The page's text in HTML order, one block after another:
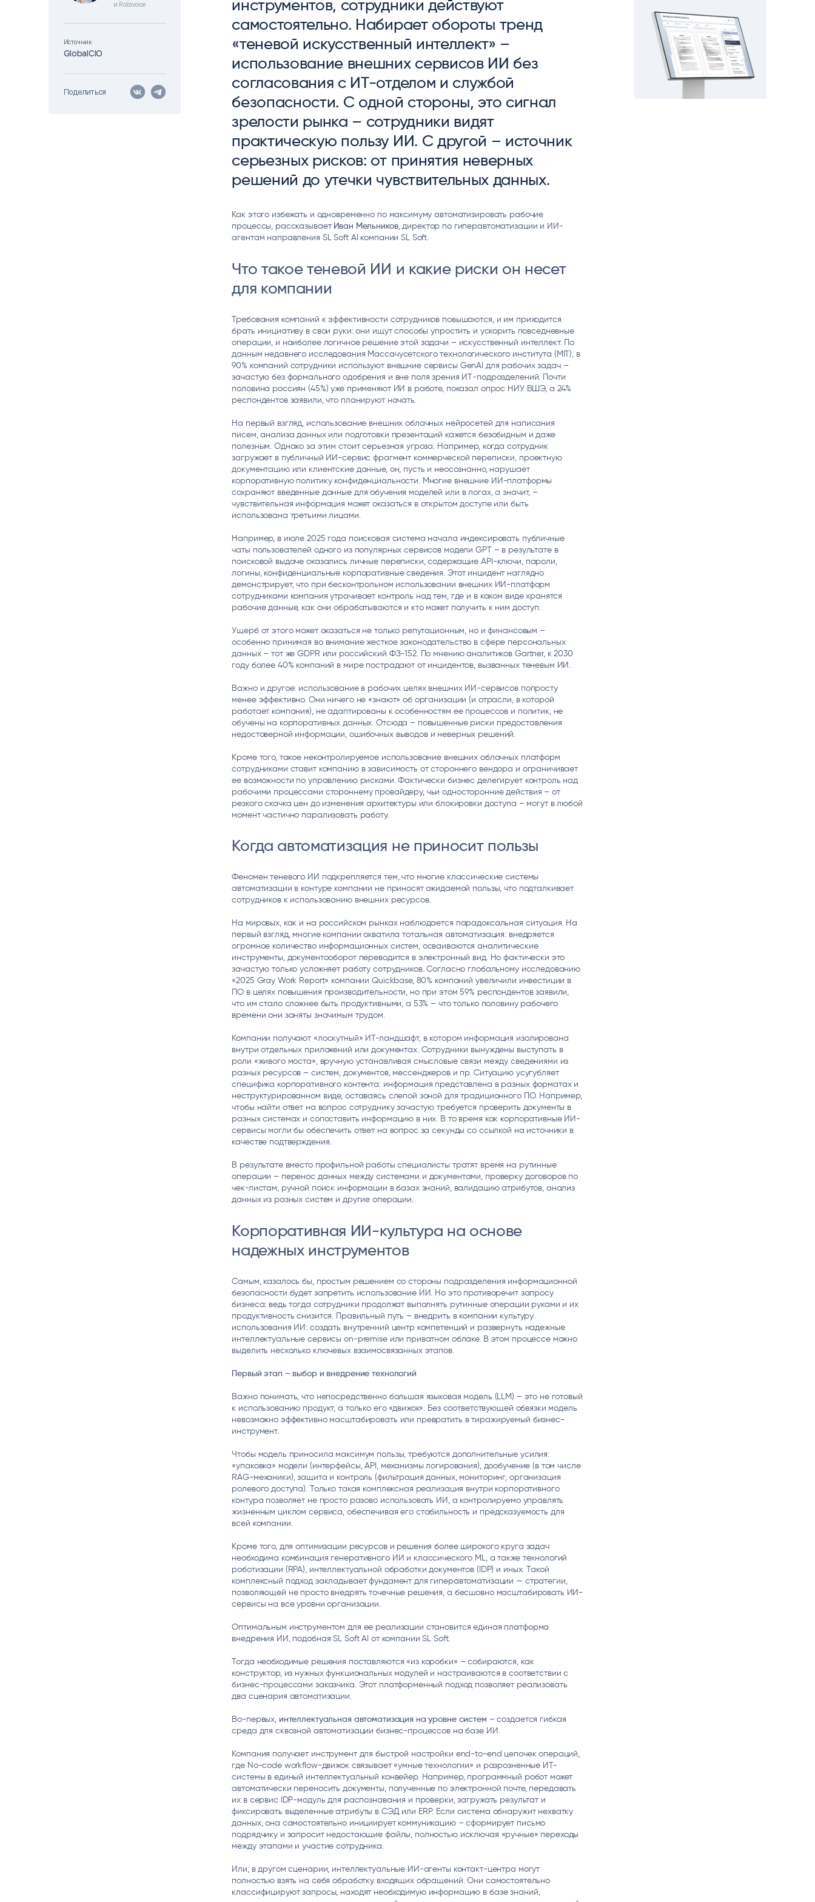
АВТОМАТИЗАЦИЯ ЭДО
Citeck
LOW-CODE BPM-ПЛАТФОРМА
Robovoice
ГОЛОСОВЫЕ И ТЕКСТОВЫЕ БОТЫ
Преферентум
ИНТЕЛЛЕКТУАЛЬНАЯ ОБРАБОТКА
ТЕКСТА
MD Audit
КОНТРОЛЬ ОПЕРАЦИОННОЙ
ДЕЯТЕЛЬНОСТИ
ИНСТРУМЕНТЫ АНАЛИТИКИ
РАСПОЗНАВАНИЕ ДАННЫХ
Fundamento
И РАСПОЗНАВАНИЕ НА ОСНОВЕ
и Robovoice
Источник
GlobalCIO
Поделиться
инструментов, сотрудники действуют
самостоятельно. Набирает обороты тренд
«теневой искусственный интеллект» –
использование внешних сервисов ИИ без
согласования с ИТ-отделом и службой
безопасности. С одной стороны, это сигнал
зрелости рынка – сотрудники видят
практическую пользу ИИ. С другой – источник
серьезных рисков: от принятия неверных
решений до утечки чувствительных данных.
Как этого избежать и одновременно по максимуму автоматизировать рабочие
процессы, рассказывает Иван Мельников, директор по гиперавтоматизации и ИИ-
агентам направления SL Soft AI компании SL Soft.
Что такое теневой ИИ и какие риски он несет
для компании
Требования компаний к эффективности сотрудников повышаются, и им приходится
брать инициативу в свои руки: они ищут способы упростить и ускорить повседневные
операции, и наиболее логичное решение этой задачи – искусственный интеллект. По
данным недавнего исследования Массачусетского технологического института (MIT), в
90% компаний сотрудники используют внешние сервисы GenAI для рабочих задач –
зачастую без формального одобрения и вне поля зрения ИТ‑подразделений. Почти
половина россиян (45%) уже применяют ИИ в работе, показал опрос НИУ ВШЭ, а 24%
респондентов заявили, что планируют начать.
На первый взгляд, использование внешних облачных нейросетей для написания
писем, анализа данных или подготовки презентаций кажется безобидным и даже
полезным. Однако за этим стоит серьезная угроза. Например, когда сотрудник
загружает в публичный ИИ-сервис фрагмент коммерческой переписки, проектную
документацию или клиентские данные, он, пусть и неосознанно, нарушает
корпоративную политику конфиденциальности. Многие внешние ИИ-платформы
сохраняют введенные данные для обучения моделей или в логах, а значит, –
чувствительная информация может оказаться в открытом доступе или быть
использована третьими лицами.
Например, в июле 2025 года поисковая система начала индексировать публичные
чаты пользователей одного из популярных сервисов модели GPT – в результате в
поисковой выдаче оказались личные переписки, содержащие API-ключи, пароли,
логины, конфиденциальные корпоративные сведения. Этот инцидент наглядно
демонстрирует, что при бесконтрольном использовании внешних ИИ-платформ
сотрудниками компания утрачивает контроль над тем, где и в каком виде хранятся
рабочие данные, как они обрабатываются и кто может получить к ним доступ.
Ущерб от этого может оказаться не только репутационным, но и финансовым –
особенно принимая во внимание жесткое законодательство в сфере персональных
данных – тот же GDPR или российский ФЗ-152. По мнению аналитиков Gartner, к 2030
году более 40% компаний в мире пострадают от инцидентов, вызванных теневым ИИ.
Важно и другое: использование в рабочих целях внешних ИИ-сервисов попросту
менее эффективно. Они ничего не «знают» об организации (и отрасли, в которой
работает компания), не адаптированы к особенностям ее процессов и политик, не
обучены на корпоративных данных. Отсюда – повышенные риски предоставления
недостоверной информации, ошибочных выводов и неверных решений.
Кроме того, такое неконтролируемое использование внешних облачных платформ
сотрудниками ставит компанию в зависимость от стороннего вендора и ограничивает
ее возможности по управлению рисками. Фактически бизнес делегирует контроль над
рабочими процессами стороннему провайдеру, чьи односторонние действия – от
резкого скачка цен до изменения архитектуры или блокировки доступа – могут в любой
момент частично парализовать работу.
Когда автоматизация не приносит пользы
Феномен теневого ИИ подкрепляется тем, что многие классические системы
автоматизации в контуре компании не приносят ожидаемой пользы, что подталкивает
сотрудников к использованию внешних ресурсов.
На мировых, как и на российском рынках наблюдается парадоксальная ситуация. На
первый взгляд, многие компании охватила тотальная автоматизация: внедряется
огромное количество информационных систем, осваиваются аналитические
инструменты, документооборот переводится в электронный вид. Но фактически это
зачастую только усложняет работу сотрудников. Согласно глобальному исследованию
«2025 Gray Work Report» компании Quickbase, 80% компаний увеличили инвестиции в
ПО в целях повышения производительности, но при этом 59% респондентов заявили,
что им стало сложнее быть продуктивными, а 53% – что только половину рабочего
времени они заняты значимым трудом.
Компании получают «лоскутный» ИТ-ландшафт, в котором информация изолирована
внутри отдельных приложений или документах. Сотрудники вынуждены выступать в
роли «живого моста», вручную устанавливая смысловые связи между сведениями из
разных ресурсов – систем, документов, мессенджеров и пр. Ситуацию усугубляет
специфика корпоративного контента: информация представлена в разных форматах и
неструктурированном виде, оставаясь слепой зоной для традиционного ПО. Например,
чтобы найти ответ на вопрос сотруднику зачастую требуется проверить документы в
разных системах и сопоставить информацию в них. В то время как корпоративные ИИ-
сервисы могли бы обеспечить ответ на вопрос за секунды со ссылкой на источники в
качестве подтверждения.
В результате вместо профильной работы специалисты тратят время на рутинные
операции – перенос данных между системами и документами, проверку договоров по
чек-листам, ручной поиск информации в базах знаний, валидацию атрибутов, анализ
данных из разных систем и другие операции.
Корпоративная ИИ-культура на основе
надежных инструментов
Самым, казалось бы, простым решением со стороны подразделения информационной
безопасности будет запретить использование ИИ. Но это противоречит запросу
бизнеса: ведь тогда сотрудники продолжат выполнять рутинные операции руками и их
продуктивность снизится. Правильный путь – внедрить в компании культуру
использования ИИ: создать внутренний центр компетенций и развернуть надежные
интеллектуальные сервисы on-premise или приватном облаке. В этом процессе можно
выделить несколько ключевых взаимосвязанных этапов.
Первый этап – выбор и внедрение технологий
Важно понимать, что непосредственно большая языковая модель (LLM) – это не готовый
к использованию продукт, а только его «движок». Без соответствующей обвязки модель
невозможно эффективно масштабировать или превратить в тиражируемый бизнес-
инструмент.
Чтобы модель приносила максимум пользы, требуются дополнительные усилия:
«упаковка» модели (интерфейсы, API, механизмы логирования), дообучение (в том числе
RAG-механики), защита и контроль (фильтрация данных, мониторинг, организация
ролевого доступа). Только такая комплексная реализация внутри корпоративного
контура позволяет не просто разово использовать ИИ, а контролируемо управлять
жизненным циклом сервиса, обеспечивая его стабильность и предсказуемость для
всей компании.
Кроме того, для оптимизации ресурсов и решения более широкого круга задач
необходима комбинация генеративного ИИ и классического ML, а также технологий
роботизации (RPA), интеллектуальной обработки документов (IDP) и иных. Такой
комплексный подход закладывает фундамент для гиперавтоматизации — стратегии,
позволяющей не просто внедрять точечные решения, а бесшовно масштабировать ИИ-
сервисы на все уровни организации.
Оптимальным инструментом для ее реализации становится единая платформа
внедрения ИИ, подобная SL Soft AI от компании SL Soft.
Тогда необходимые решения поставляются «из коробки» – собираются, как
конструктор, из нужных функциональных модулей и настраиваются в соответствии с
бизнес-процессами заказчика. Этот платформенный подход позволяет реализовать
два сценария автоматизации.
Во-первых, интеллектуальная автоматизация на уровне систем – создается гибкая
среда для сквозной автоматизации бизнес-процессов на базе ИИ.
Компания получает инструмент для быстрой настройки end-to-end цепочек операций,
где No-code workflow-движок связывает «умные технологии» и разрозненные ИТ-
системы в единый интеллектуальный конвейер. Например, программный робот может
автоматически переносить документы, полученные по электронной почте, передавать
их в сервис IDP-модуль для распознавания и проверки, загружать результат и
фиксировать выделенные атрибуты в СЭД или ERP. Если система обнаружит нехватку
данных, она самостоятельно инициирует коммуникацию – сформирует письмо
подрядчику и запросит недостающие файлы, полностью исключая «ручные» переходы
между этапами и участие сотрудника.
Или, в другом сценарии, интеллектуальные ИИ-агенты контакт-центра могут
полностью взять на себя обработку входящих обращений. Они самостоятельно
классифицируют запросы, находят необходимую информацию в базе знаний,